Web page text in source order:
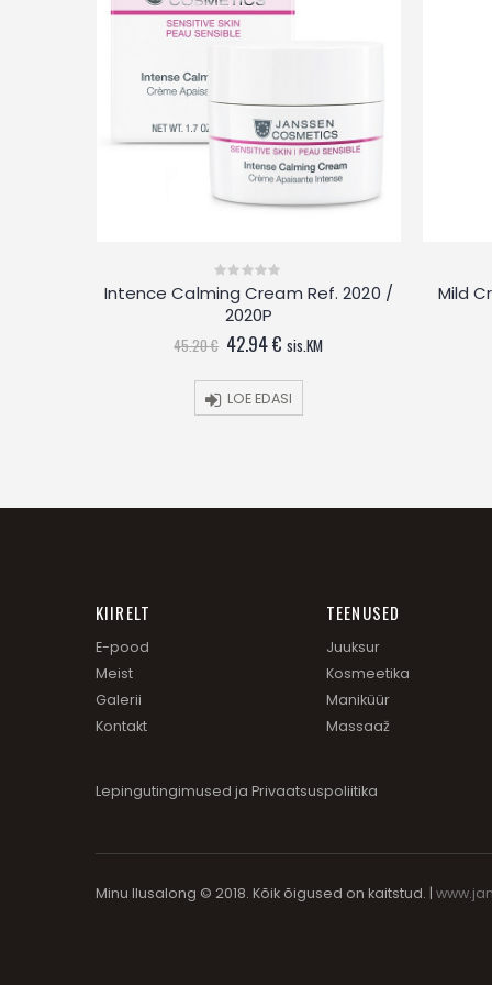
0
out
of
Intence Calming Cream Ref. 2020 /
2020P
45.20€ Algne
oli:
45.20 €.
42.94€ Current
is:
42.94 €.
sis.KM
LOE EDASI
Mild
KIIRELT
E-pood
Meist
Galerii
Kontakt
TEENUSED
Juuksur
Kosmeetika
Maniküür
Massaaž
Lepingutingimused ja Privaatsuspoliitika
Minu Ilusalong © 2018. Kõik õigused on kaitstud. |